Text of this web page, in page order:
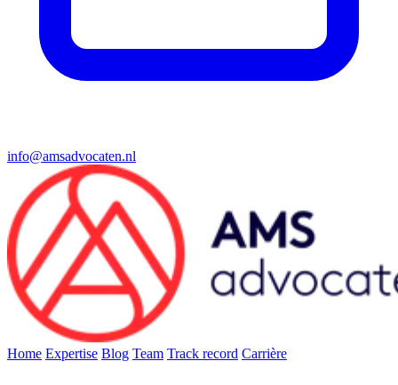
info@amsadvocaten.nl
Home Expertise Blog Team Track record Carrière